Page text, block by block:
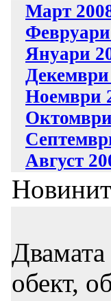
Март
Януари
Декември
Ноември
Август
Двамата
обект,